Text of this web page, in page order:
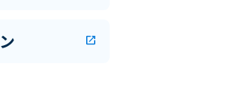
open_in_new